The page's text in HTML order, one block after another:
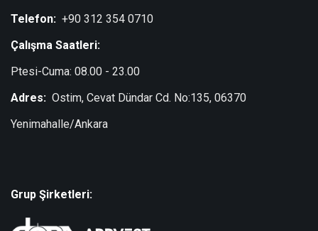
Telefon: +90 312 354 0710
Çalışma Saatleri:
Ptesi-Cuma: 08.00 - 23.00
Adres: Ostim, Cevat Dündar Cd. No:135, 06370
Yenimahalle/Ankara
Grup Şirketleri: